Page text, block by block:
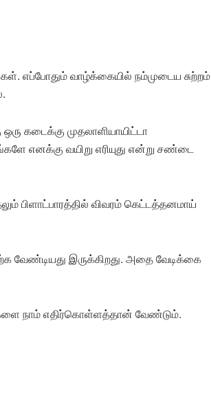
எப்போதும் வாழ்க்கையில் நம்முடைய சுற்றம்
கடைக்கு முதலாளியாயிட்டா
எனக்கு வயிறு எரியுது என்று சண்டை
பிளாட்பாரத்தில் விவரம் கெட்டத்தனமாய்
வேண்டியது இருக்கிறது. அதை வேடிக்கை
நாம் எதிர்கொள்ளத்தான் வேண்டும்.